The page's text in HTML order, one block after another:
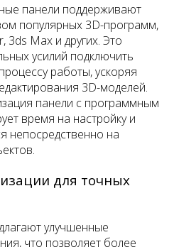
панели поддерживают
популярных 3D-программ,
3ds Max и других. Это
усилий подключить
работы, ускоряя
3D-моделей.
панели с программным
время на настройку и
непосредственно на
для точных
улучшенные
что позволяет более